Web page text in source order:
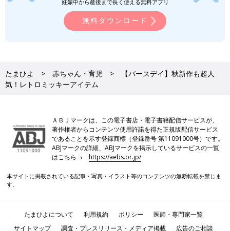
妊娠中から産後まで長く使える無料アプリ
無料ダウンロード
たまひよ 赤ちゃん・育児
【バースデイ】秋新作も超人
気！レトロミッキーアイテム
ＡＢＪマークは、この電子書店・電子書籍配信サービスが、
著作権者からコンテンツ使用許諾を得た正規版配信サービス
であることを示す登録商標（登録番号 第11091000号）です。
ABJマークの詳細、ABJマークを掲示しているサービスの一覧
はこちら→https://aebs.or.jp/
本サイトに掲載されている記事・写真・イラスト等のコンテンツの無断転載を禁じま
す。
たまひよについて 利用規約 ポリシー
医師・専門家一覧
サイトマップ
調査・プレスリリース・メディア掲載 広告のご相談